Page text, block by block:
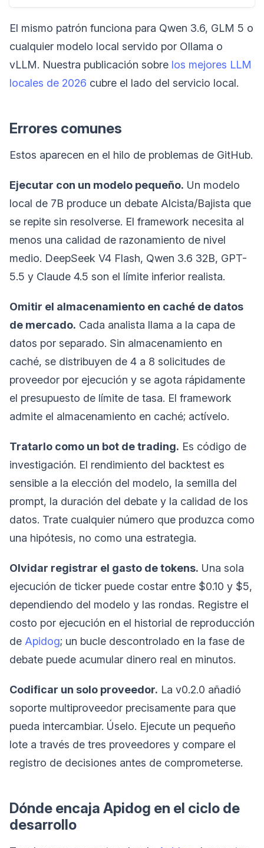
El mismo patrón funciona para Qwen 3.6, GLM 5 o
cualquier modelo local servido por Ollama o
vLLM. Nuestra publicación sobre los mejores LLM
locales de 2026 cubre el lado del servicio local.
Errores comunes
Estos aparecen en el hilo de problemas de GitHub.
Ejecutar con un modelo pequeño. Un modelo
local de 7B produce un debate Alcista/Bajista que
se repite sin resolverse. El framework necesita al
menos una calidad de razonamiento de nivel
medio. DeepSeek V4 Flash, Qwen 3.6 32B, GPT-
5.5 y Claude 4.5 son el límite inferior realista.
Omitir el almacenamiento en caché de datos
de mercado. Cada analista llama a la capa de
datos por separado. Sin almacenamiento en
caché, se distribuyen de 4 a 8 solicitudes de
proveedor por ejecución y se agota rápidamente
el presupuesto de límite de tasa. El framework
admite el almacenamiento en caché; actívelo.
Tratarlo como un bot de trading. Es código de
investigación. El rendimiento del backtest es
sensible a la elección del modelo, la semilla del
prompt, la duración del debate y la calidad de los
datos. Trate cualquier número que produzca como
una hipótesis, no como una estrategia.
Olvidar registrar el gasto de tokens. Una sola
ejecución de ticker puede costar entre $0.10 y $5,
dependiendo del modelo y las rondas. Registre el
costo por ejecución en el historial de reproducción
de Apidog; un bucle descontrolado en la fase de
debate puede acumular dinero real en minutos.
Codificar un solo proveedor. La v0.2.0 añadió
soporte multiproveedor precisamente para que
pueda intercambiar. Úselo. Ejecute un pequeño
lote a través de tres proveedores y compare el
registro de decisiones antes de comprometerse.
Dónde encaja Apidog en el ciclo de
desarrollo